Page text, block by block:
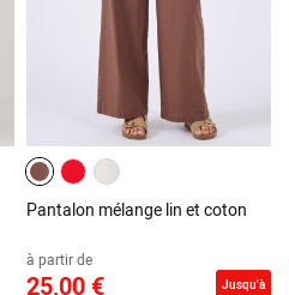
Pantalon mélange lin et coton
à partir de
25,00 € Jusqu'à